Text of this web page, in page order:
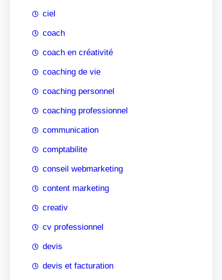
ciel
coach
coach en créativité
coaching de vie
coaching personnel
coaching professionnel
communication
comptabilite
conseil webmarketing
content marketing
creativ
cv professionnel
devis
devis et facturation